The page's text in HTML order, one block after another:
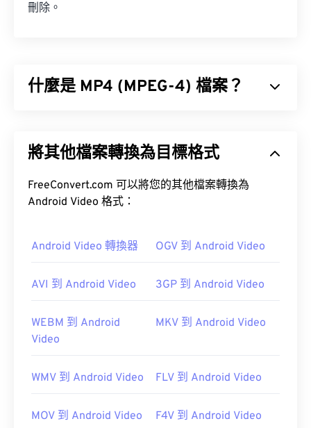
刪除。
什麼是 MP4 (MPEG-4) 檔案？
統相容，使用編解碼器來壓縮檔案大小，從而產生易
用於在網路上進行串流媒體播放，例如在 YouTube
上。許多人認為 MP4 是當今最好的視訊格式之一。
MP4 檔案會在作業系統的預設視訊播放器中開啟。
Windows Player 中開
啟。在 Mac 系統中，它會在
型可能會出現問題。 MP4 是一種包含各種資料的容
將其他檔案轉換為目標格式
FreeConvert.com 可以將您的其他檔案轉換為
Android Video 格式：
Android Video 轉換器 OGV 到 Android Video
AVI 到 Android Video 3GP 到 Android Video
WEBM 到 Android
Video
MKV 到 Android Video
WMV 到 Android Video FLV 到 Android Video
MOV 到 Android Video F4V 到 Android Video